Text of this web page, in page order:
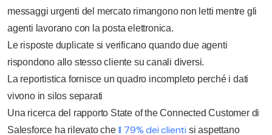
messaggi urgenti del mercato rimangono non letti mentre gli
agenti lavorano con la posta elettronica.
Le risposte duplicate si verificano quando due agenti
rispondono allo stesso cliente su canali diversi.
La reportistica fornisce un quadro incompleto perché i dati
vivono in silos separati
Una ricerca del rapporto State of the Connected Customer di
Salesforce ha rilevato che Il 79% dei clienti si aspettano